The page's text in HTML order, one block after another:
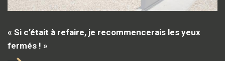
« Si c’était à refaire, je recommencerais les yeux
fermés ! »